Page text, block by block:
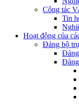
Công tác
Tin
Hoạt động của
Đảng bộ